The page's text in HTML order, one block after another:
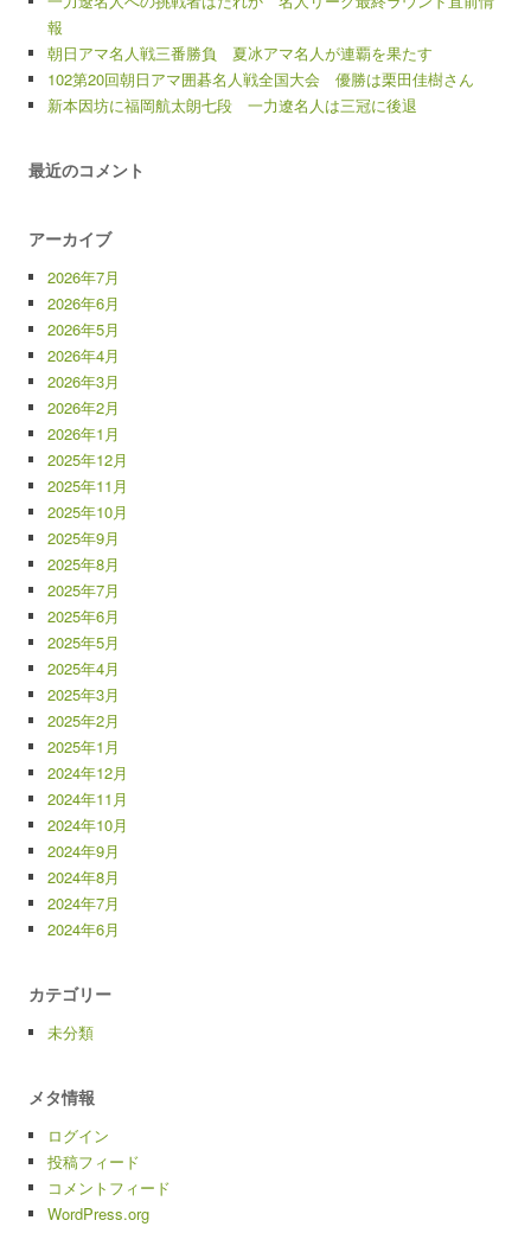
報
朝日アマ名人戦三番勝負 夏冰アマ名人が連覇を果たす
102第20回朝日アマ囲碁名人戦全国大会 優勝は栗田佳樹さん
新本因坊に福岡航太朗七段 一力遼名人は三冠に後退
最近のコメント
アーカイブ
2026年7月
2026年6月
2026年5月
2026年4月
2026年3月
2026年2月
2026年1月
2025年12月
2025年11月
2025年10月
2025年9月
2025年8月
2025年7月
2025年6月
2025年5月
2025年4月
2025年3月
2025年2月
2025年1月
2024年12月
2024年11月
2024年10月
2024年9月
2024年8月
2024年7月
2024年6月
カテゴリー
未分類
メタ情報
ログイン
投稿フィード
コメントフィード
WordPress.org